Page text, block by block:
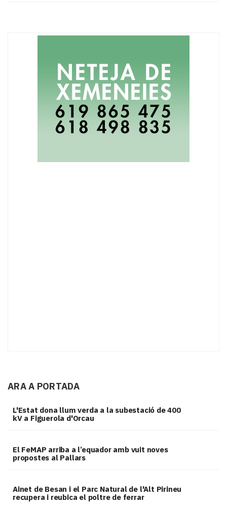
ARA A PORTADA
L'Estat dona llum verda a la subestació de 400
kV a Figuerola d'Orcau
El FeMAP arriba a l’equador amb vuit noves
propostes al Pallars
Ainet de Besan i el Parc Natural de l'Alt Pirineu
recupera i reubica el poltre de ferrar